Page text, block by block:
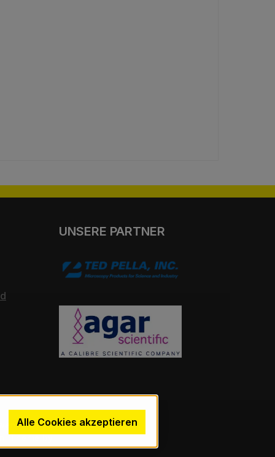
UNSERE PARTNER
nicht anders angegeben.
Theme by
Alle Cookies akzeptieren